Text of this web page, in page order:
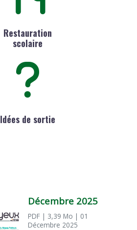
Restauration
scolaire
Idées de sortie
Décembre 2025
PDF | 3,39 Mo | 01
Décembre 2025